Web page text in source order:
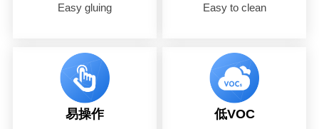
Easy gluing Easy to clean
易操作 低VOC